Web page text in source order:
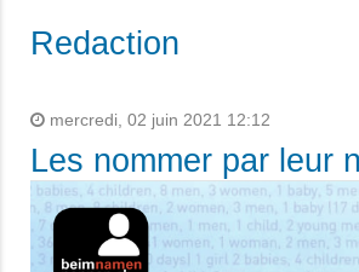
Redaction
mercredi, 02 juin 2021 12:12
Les nommer par leur